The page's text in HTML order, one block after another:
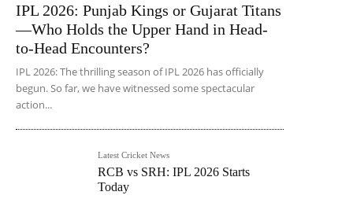
IPL 2026: Punjab Kings or Gujarat Titans
—Who Holds the Upper Hand in Head-
to-Head Encounters?
IPL 2026: The thrilling season of IPL 2026 has officially
begun. So far, we have witnessed some spectacular
action...
Latest Cricket News
RCB vs SRH: IPL 2026 Starts
Today